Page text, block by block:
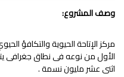
وصف المشروع:
مركز الإتاحة الحيوية والتكافؤ
الأول من نوعه فى نطاق
اثنى عشر مليون نسمة .